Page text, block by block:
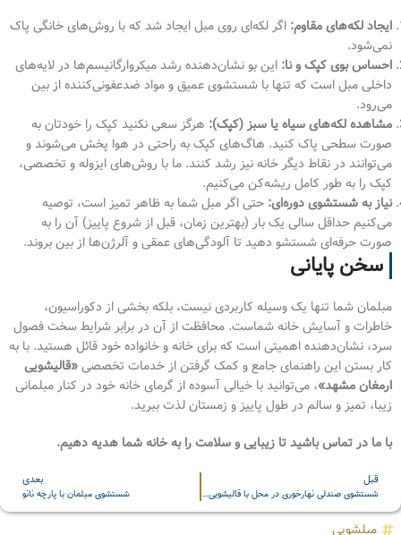
ایجاد لکه‌های مقاوم: اگر لکه‌ای روی مبل ایجاد شد که با روش‌های خانگی پاک
نمی‌شود.
احساس بوی کپک و نا: این بو نشان‌دهنده رشد میکروارگانیسم‌ها در لایه‌های
داخلی مبل است که تنها با شستشوی عمیق و مواد ضدعفونی‌کننده از بین
می‌رود.
مشاهده لکه‌های سیاه یا سبز (کپک): هرگز سعی نکنید کپک را خودتان به
صورت سطحی پاک کنید. هاگ‌های کپک به راحتی در هوا پخش می‌شوند و
می‌توانند در نقاط دیگر خانه نیز رشد کنند. ما با روش‌های ایزوله و تخصصی،
کپک را به طور کامل ریشه‌کن می‌کنیم.
نیاز به شستشوی دوره‌ای: حتی اگر مبل شما به ظاهر تمیز است، توصیه
می‌کنیم حداقل سالی یک بار (بهترین زمان، قبل از شروع پاییز) آن را به
صورت حرفه‌ای شستشو دهید تا آلودگی‌های عمقی و آلرژن‌ها از بین بروند.
سخن پایانی
مبلمان شما تنها یک وسیله کاربردی نیست، بلکه بخشی از دکوراسیون،
خاطرات و آسایش خانه شماست. محافظت از آن در برابر شرایط سخت فصول
سرد، نشان‌دهنده اهمیتی است که برای خانه و خانواده خود قائل هستید. با به
کار بستن این راهنمای جامع و کمک گرفتن از خدمات تخصصی«قالیشویی
ارمغان مشهد»، می‌توانید با خیالی آسوده از گرمای خانه خود در کنار مبلمانی
زیبا، تمیز و سالم در طول پاییز و زمستان لذت ببرید.
با ما در تماس باشید تا زیبایی و سلامت را به خانه شما هدیه دهیم.
قبل
شستشوی صندلی نهارخوری در محل با قالیشویی ارمغان مشهد
بعدی
شستشوی مبلمان با پارچه نانو
مبلشویی